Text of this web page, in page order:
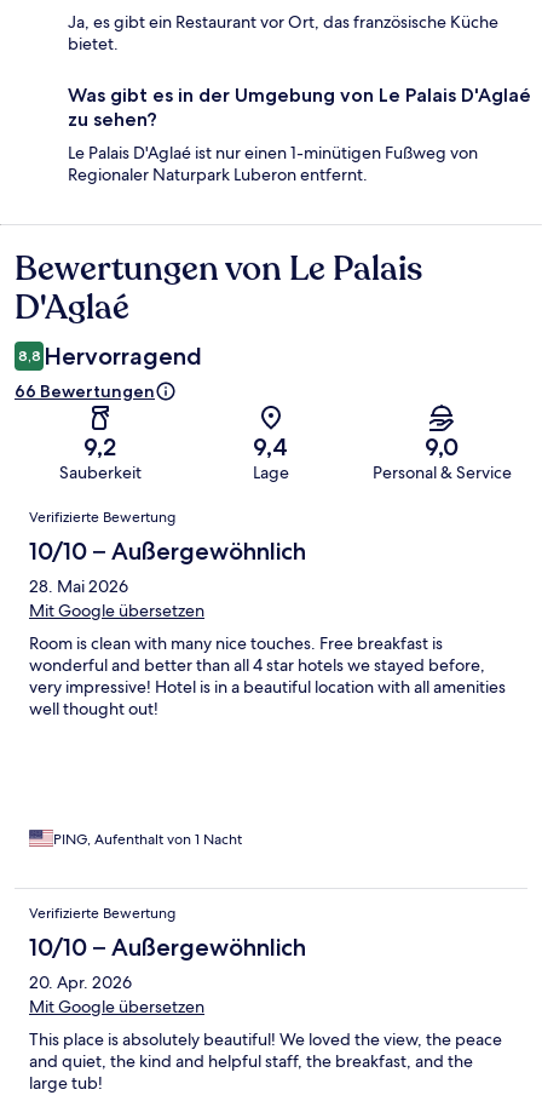
Ja, es gibt ein Restaurant vor Ort, das französische Küche
bietet.
Was gibt es in der Umgebung von Le Palais D'Aglaé
zu sehen?
Le Palais D'Aglaé ist nur einen 1-minütigen Fußweg von
Regionaler Naturpark Luberon entfernt.
Bewertungen
Bewertungen von Le Palais
D'Aglaé
8,8 Hervorragend
66 Bewertungen
9,2
Sauberkeit
9,4
Lage
9,0
Personal & Service
Bewertungen
Verifizierte Bewertung
10/10 – Außergewöhnlich
28. Mai 2026
Mit Google übersetzen
Room is clean with many nice touches. Free breakfast is
wonderful and better than all 4 star hotels we stayed before,
very impressive! Hotel is in a beautiful location with all amenities
well thought out!
PING, Aufenthalt von 1 Nacht
Verifizierte Bewertung
10/10 – Außergewöhnlich
20. Apr. 2026
Mit Google übersetzen
This place is absolutely beautiful! We loved the view, the peace
and quiet, the kind and helpful staff, the breakfast, and the
large tub!